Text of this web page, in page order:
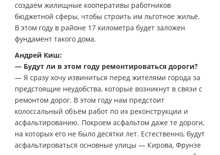
создаём жилищные кооперативы работников
бюджетной сферы, чтобы строить им льготное жильё.
В этом году в районе 17 километра будет заложен
фундамент такого дома.
Андрей Киш:
— Будут ли в этом году ремонтироваться дороги?
— Я сразу хочу извиниться перед жителями города за
предстоящие неудобства, которые возникнут в связи с
ремонтом дорог. В этом году нам предстоит
колоссальный объём работ по их реконструкции и
асфальтированию. Покроем асфальтом даже те дороги,
на которых его не было десятки лет. Естественно, будут
асфальтироваться основные улицы — Кирова, Фрунзе